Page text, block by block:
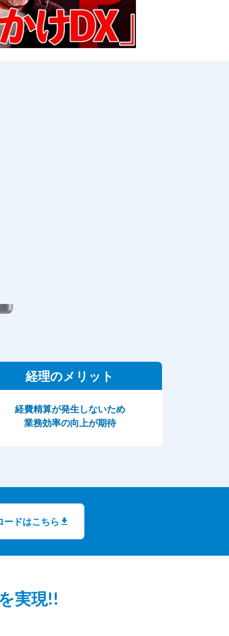
経理のメリット
経費精算が発生しないため
業務効率の向上が期待
ードはこちら
実現!!